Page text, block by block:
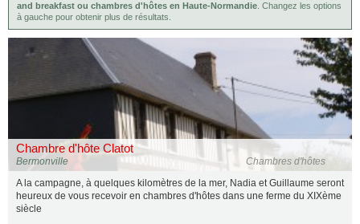
and breakfast ou chambres d'hôtes en Haute-Normandie . Changez les options
à gauche pour obtenir plus de résultats.
Chambre d'hôte Clatot
Chambres d'hôtes
Bermonville
A la campagne, à quelques kilomètres de la mer, Nadia et Guillaume seront
heureux de vous recevoir en chambres d'hôtes dans une ferme du XIXème
siècle